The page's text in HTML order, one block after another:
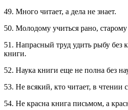
49. Много читает, а дела не знает.
50. Молодому учиться рано,
51. Напрасный труд удить рыбу без
книги.
52. Наука книги еще не полна без
53. Не всякий, кто читает, в чтении
54. Не красна книга письмом, а